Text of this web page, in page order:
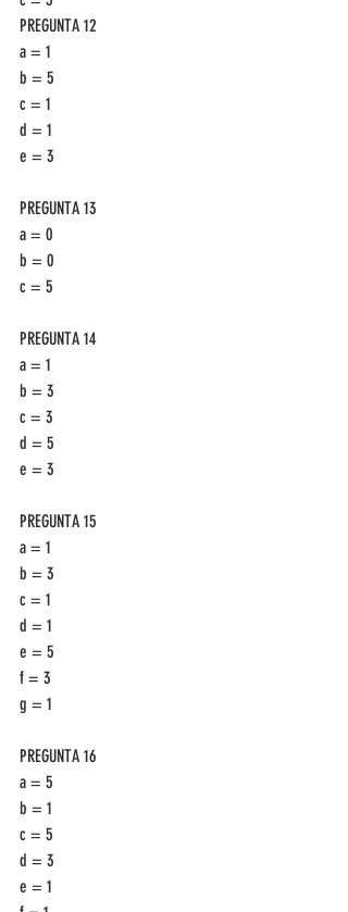
PREGUNTA 12
a = 1
b = 5
c = 1
d = 1
e = 3
PREGUNTA 13
a = 0
b = 0
c = 5
PREGUNTA 14
a = 1
b = 3
c = 3
d = 5
e = 3
PREGUNTA 15
a = 1
b = 3
c = 1
d = 1
e = 5
f = 3
g = 1
PREGUNTA 16
a = 5
b = 1
c = 5
d = 3
e = 1